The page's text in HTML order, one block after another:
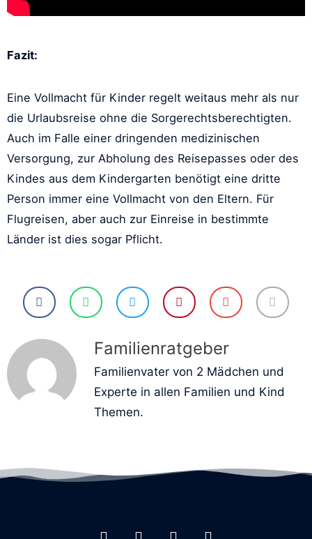
Fazit:
Eine Vollmacht für Kinder regelt weitaus mehr als nur
die Urlaubsreise ohne die Sorgerechtsberechtigten.
Auch im Falle einer dringenden medizinischen
Versorgung, zur Abholung des Reisepasses oder des
Kindes aus dem Kindergarten benötigt eine dritte
Person immer eine Vollmacht von den Eltern. Für
Flugreisen, aber auch zur Einreise in bestimmte
Länder ist dies sogar Pflicht.
Familienratgeber
Familienvater von 2 Mädchen und
Experte in allen Familien und Kind
Themen.